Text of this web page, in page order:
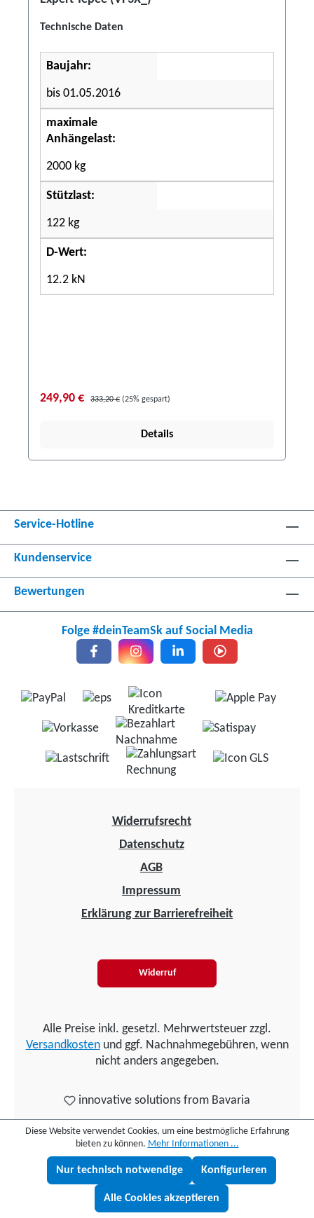
Technische Daten
Baujahr:
bis 01.05.2016
maximale
Anhängelast:
2000 kg
Stützlast:
122 kg
D-Wert:
12.2 kN
249,90 € 333,20 € (25% gespart)
Details
Service-Hotline
Kundenservice
Bewertungen
Folge #deinTeamSk auf Social Media
Widerrufsrecht
Datenschutz
AGB
Impressum
Erklärung zur Barrierefreiheit
Widerruf
Alle Preise inkl. gesetzl. Mehrwertsteuer zzgl.
Versandkostenund ggf. Nachnahmegebühren, wenn
nicht anders angegeben.
innovative solutions from Bavaria
Diese Website verwendet Cookies, um eine bestmögliche Erfahrung
bieten zu können. Mehr Informationen ...
Nur technisch notwendige Konfigurieren
Alle Cookies akzeptieren
Lukas fragen